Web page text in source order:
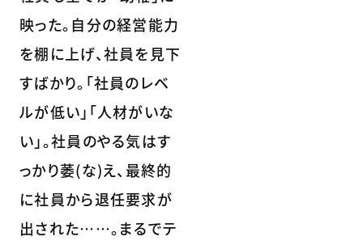
映った。自分の経営能力
を棚に上げ、社員を見下
すばかり。｢社員のレベ
ルが低い｣｢人材がいな
い」。社員のやる気はす
っかり萎(な)え、最終的
に社員から退任要求が
出された……。まるでテ